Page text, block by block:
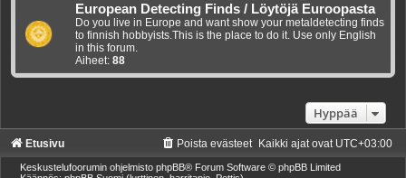
European Detecting Finds / Löytöjä Euroopasta
Do you live in Europe and want show your metaldetecting finds
to finnish hobbyists.This is the place to do it. Use only English
in this forum.
Aiheet: 88
Hyppää
Etusivu Kaikki ajat ovat UTC+03:00
Poista evästeet
Keskustelufoorumin ohjelmisto phpBB® Forum Software © phpBB Limited